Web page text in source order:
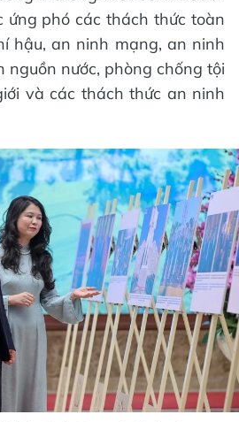
ứng phó các thách thức toàn
hậu, an ninh mạng, an ninh
nguồn nước, phòng chống tội
và các thách thức an ninh